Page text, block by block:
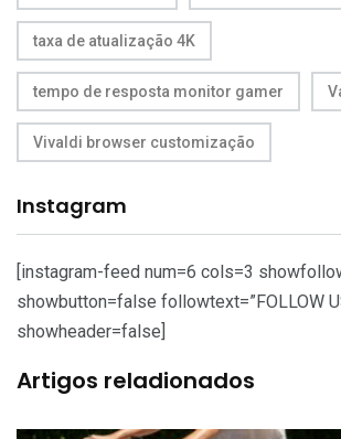
taxa de atualização 4K
tempo de resposta monitor gamer
Vivaldi browser customização
Instagram
[instagram-feed num=6 cols=3
showbutton=false followtext=”FOLLOW
showheader=false]
Artigos reladionados